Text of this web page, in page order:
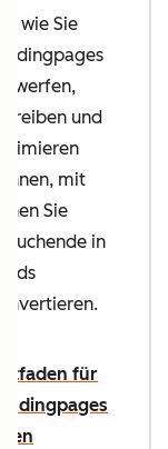
wie Sie
und
mit
Sie
in
für